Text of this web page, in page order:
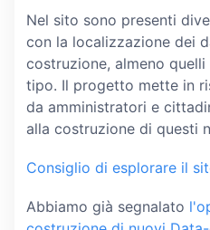
Nel sito sono presenti
con la localizzazione dei
costruzione, almeno
tipo. Il progetto mette in
da amministratori e
alla costruzione di questi
Consiglio di esplorare il
Abbiamo già segnalato